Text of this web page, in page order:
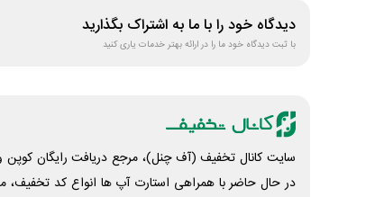
دیدگاه خود را با ما به اشتراک بگذارید
با ثبت دیدگاه خود ما را در ارائه بهتر خدمات یاری کنید
سایت کانال تخفیف (آف چنل)، مرجع دریافت رایگان
در حال حاضر با همراهی استارت آپ ها انواع کد تخفیف،